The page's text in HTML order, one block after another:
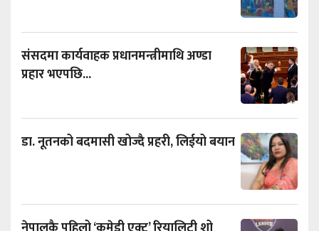
संसदमा कार्यवाहक प्रधानमन्त्रीमाथि अण्डा
प्रहार भएपछि...
डा. नूतनको बदमासी खोज्दै प्रहरी, लिईयो बयान